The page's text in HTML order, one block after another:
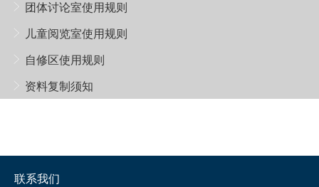
团体讨论室使用规则
儿童阅览室使用规则
自修区使用规则
资料复制须知
联系我们